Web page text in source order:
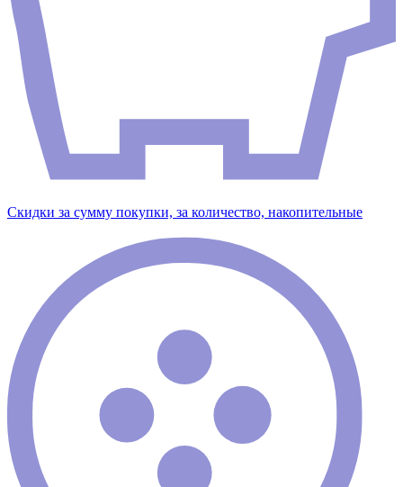
Скидки за сумму покупки, за количество, накопительные